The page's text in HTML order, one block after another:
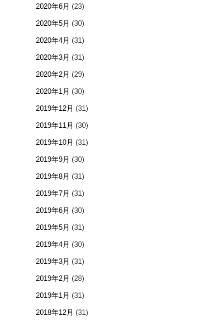
2020年6月 (23)
2020年5月 (30)
2020年4月 (31)
2020年3月 (31)
2020年2月 (29)
2020年1月 (30)
2019年12月 (31)
2019年11月 (30)
2019年10月 (31)
2019年9月 (30)
2019年8月 (31)
2019年7月 (31)
2019年6月 (30)
2019年5月 (31)
2019年4月 (30)
2019年3月 (31)
2019年2月 (28)
2019年1月 (31)
2018年12月 (31)